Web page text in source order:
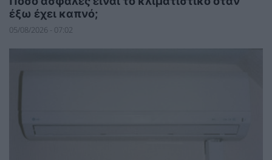
έξω έχει καπνό;
05/08/2026 - 07:02